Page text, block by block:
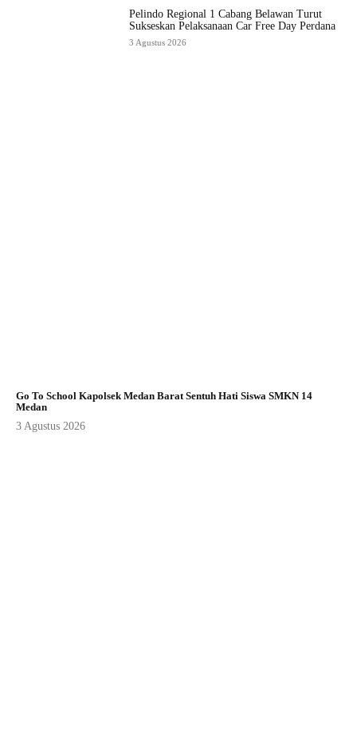
Pelindo Regional 1 Cabang Belawan Turut
Sukseskan Pelaksanaan Car Free Day Perdana
3 Agustus 2026
Go To School Kapolsek Medan Barat Sentuh Hati Siswa SMKN 14
Medan
3 Agustus 2026